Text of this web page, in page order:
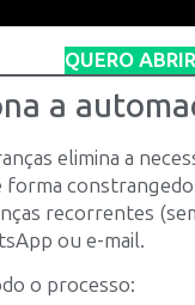
QUERO
a
elimina a
recorrentes
ou e-mail.
o processo: